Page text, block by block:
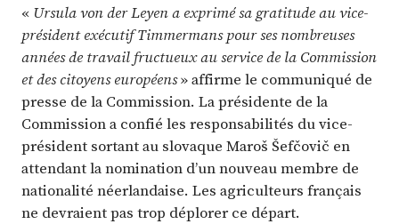
« Ursula von der Leyen a exprimé sa gratitude au vice-
président exécutif Timmermans pour ses nombreuses
années de travail fructueux au service de la Commission
et des citoyens européens» affirme le communiqué de
presse de la Commission. La présidente de la
Commission a confié les responsabilités du vice-
président sortant au slovaque Maroš Šefčovič en
attendant la nomination d’un nouveau membre de
nationalité néerlandaise. Les agriculteurs français
ne devraient pas trop déplorer ce départ.